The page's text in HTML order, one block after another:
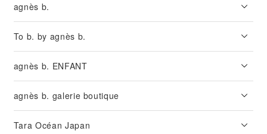
agnès b.
To b. by agnès b.
agnès b. ENFANT
agnès b. galerie boutique
Tara Océan Japan